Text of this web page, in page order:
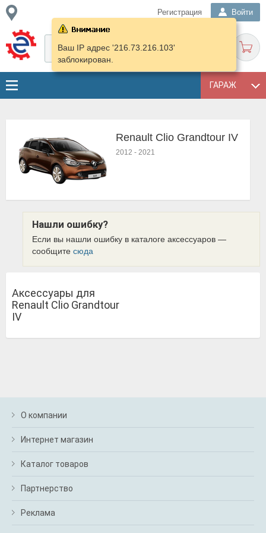
Регистрация Войти
ГАРАЖ
Ваш IP адрес '216.73.216.103'
заблокирован.
Renault Clio Grandtour IV
2012 - 2021
Нашли ошибку?
Если вы нашли ошибку в каталоге аксессуаров —
сообщите сюда
Аксессуары для
Renault Clio Grandtour
IV
О компании
Интернет магазин
Каталог товаров
Партнерство
Реклама